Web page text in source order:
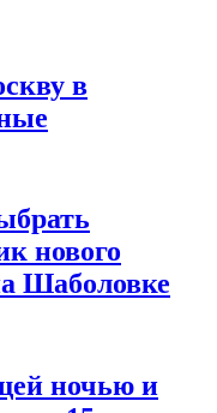
в
нового
Шаболовке
ночью и